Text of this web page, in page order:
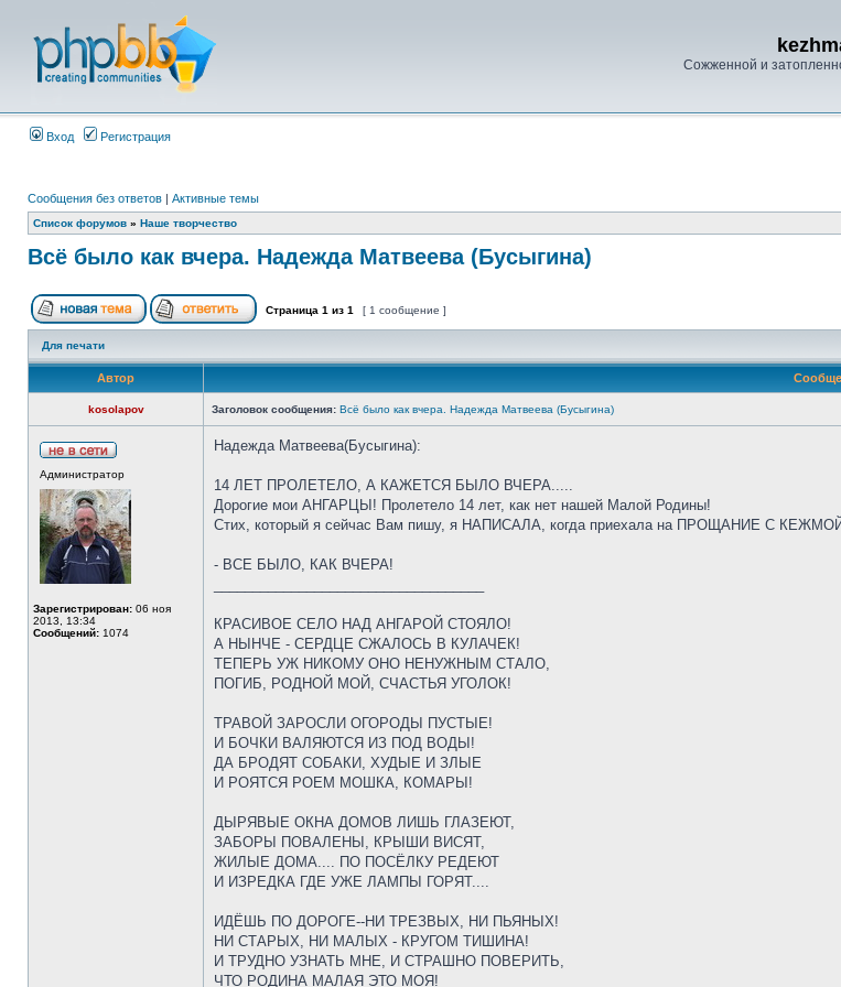
Сожженной и
Вход Регистрация
Сообщения без ответов | Активные темы
Список форумов » Наше творчество
Всё было как вчера. Надежда Матвеева (Бусыгина)
Страница 1 из 1 [ 1 сообщение ]
Для печати
Автор
kosolapov Заголовок сообщения: Всё было как вчера. Надежда Матвеева (Бусыгина)
Администратор
Зарегистрирован: 06 ноя
2013, 13:34
Сообщений: 1074
Надежда Матвеева(Бусыгина):
14 ЛЕТ ПРОЛЕТЕЛО, А КАЖЕТСЯ БЫЛО ВЧЕРА.....
Дорогие мои АНГАРЦЫ! Пролетело 14 лет, как нет нашей Малой Родины!
Стих, который я сейчас Вам пишу, я НАПИСАЛА, когда приехала на ПРОЩАНИЕ С КЕЖМОЙ!
- ВСЕ БЫЛО, КАК ВЧЕРА!
КРАСИВОЕ СЕЛО НАД АНГАРОЙ СТОЯЛО!
А НЫНЧЕ - СЕРДЦЕ СЖАЛОСЬ В КУЛАЧЕК!
ТЕПЕРЬ УЖ НИКОМУ ОНО НЕНУЖНЫМ СТАЛО,
ПОГИБ, РОДНОЙ МОЙ, СЧАСТЬЯ УГОЛОК!
ТРАВОЙ ЗАРОСЛИ ОГОРОДЫ ПУСТЫЕ!
И БОЧКИ ВАЛЯЮТСЯ ИЗ ПОД ВОДЫ!
ДА БРОДЯТ СОБАКИ, ХУДЫЕ И ЗЛЫЕ
И РОЯТСЯ РОЕМ МОШКА, КОМАРЫ!
ДЫРЯВЫЕ ОКНА ДОМОВ ЛИШЬ ГЛАЗЕЮТ,
ЗАБОРЫ ПОВАЛЕНЫ, КРЫШИ ВИСЯТ,
ЖИЛЫЕ ДОМА.... ПО ПОСЁЛКУ РЕДЕЮТ
И ИЗРЕДКА ГДЕ УЖЕ ЛАМПЫ ГОРЯТ....
ИДЁШЬ ПО ДОРОГЕ--НИ ТРЕЗВЫХ, НИ ПЬЯНЫХ!
НИ СТАРЫХ, НИ МАЛЫХ - КРУГОМ ТИШИНА!
И ТРУДНО УЗНАТЬ МНЕ, И СТРАШНО ПОВЕРИТЬ,
ЧТО РОДИНА МАЛАЯ ЭТО МОЯ!